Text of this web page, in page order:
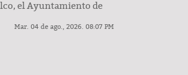
el Ayuntamiento de
Mar. 04 de ago., 2026. 08:07 PM